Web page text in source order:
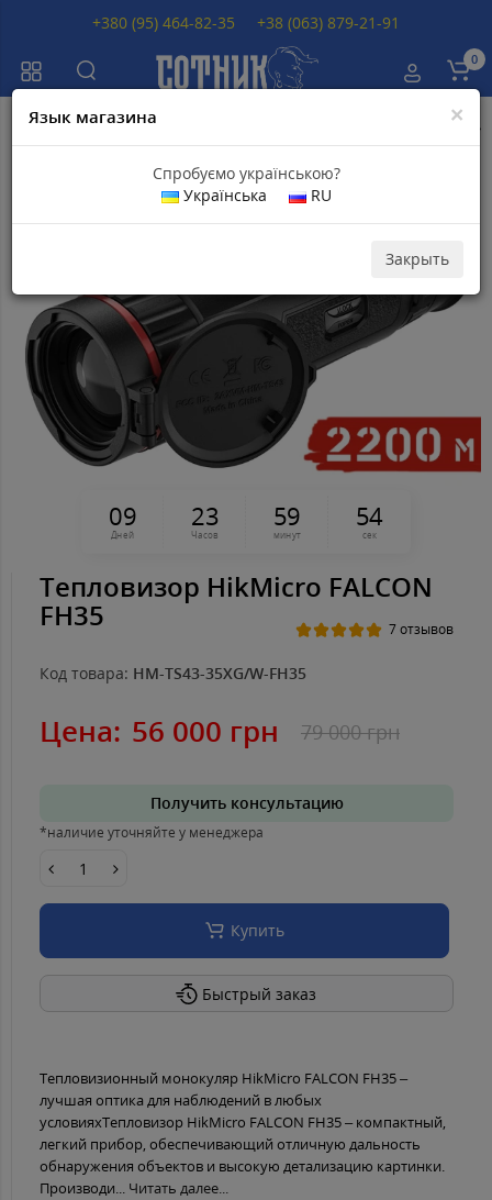
0
Тепловизор
×
Язык магазина
Спробуємо українською?
Українська
RU
Закрыть
Популярный
09
Дней
23
Часов
59
минут
53
сек
Тепловизор HikMicro FALCON
FH35 7 отзывов
Код товара: HM-TS43-35XG/W-FH35
Цена: 56 000 грн 79 000 грн
Получить консультацию
*наличие уточняйте у менеджера
Купить
Быстрый заказ
Тепловизионный монокуляр HikMicro FALCON FH35 –
лучшая оптика для наблюдений в любых
условияхТепловизор HikMicro FALCON FH35 – компактный,
легкий прибор, обеспечивающий отличную дальность
обнаружения объектов и высокую детализацию картинки.
Производи... Читать далее...
+380 (95) 464-82-35 +38 (063) 879-21-91